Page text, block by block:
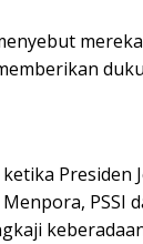
Presiden
PSSI